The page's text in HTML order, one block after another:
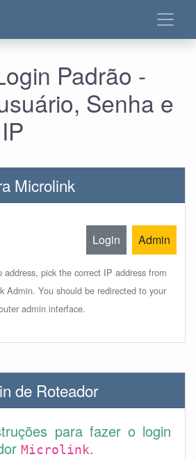
Padrão -
Senha e
Microlink
Login Admin
address, pick the correct IP address from
Admin. You should be redirected to your
admin interface.
de Roteador
para fazer o login
Microlink.